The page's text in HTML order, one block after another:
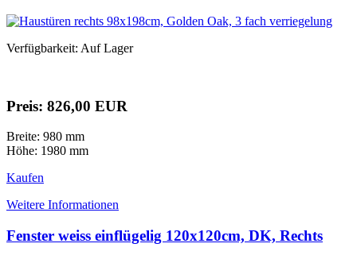
Verfügbarkeit: Auf Lager
Preis: 826,00 EUR
Breite: 980 mm
Höhe: 1980 mm
Kaufen
Weitere Informationen
Fenster weiss einflügelig 120x120cm, DK, Rechts